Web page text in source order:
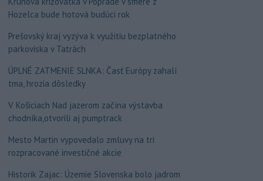
Hozelca bude hotová budúci rok
Prešovský kraj vyzýva k využitiu bezplatného
parkoviska v Tatrách
ÚPLNÉ ZATMENIE SLNKA: Časť Európy zahalí
tma, hrozia dôsledky
V Košiciach Nad jazerom začína výstavba
chodníka,otvorili aj pumptrack
Mesto Martin vypovedalo zmluvy na tri
rozpracované investičné akcie
Historik Zajac: Územie Slovenska bolo jadrom